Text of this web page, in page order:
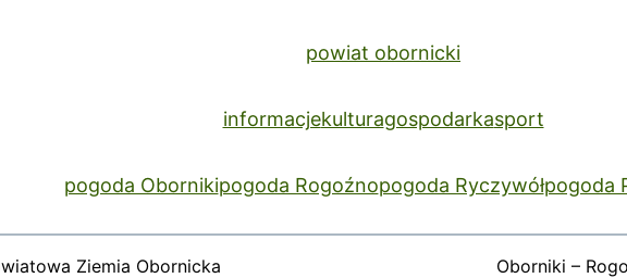
powiat obornicki
informacjekulturagospodarkasport
pogoda Obornikipogoda Rogoźnopogoda Ryczywółpogoda
Ziemia Obornicka Oborniki –